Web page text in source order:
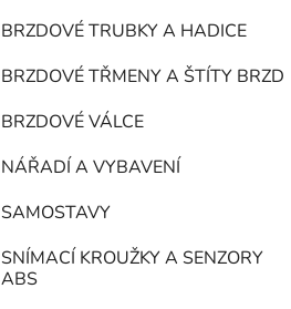
BRZDOVÉ TRUBKY A HADICE
BRZDOVÉ TŘMENY A ŠTÍTY BRZD
BRZDOVÉ VÁLCE
NÁŘADÍ A VYBAVENÍ
SAMOSTAVY
SNÍMACÍ KROUŽKY A SENZORY
ABS